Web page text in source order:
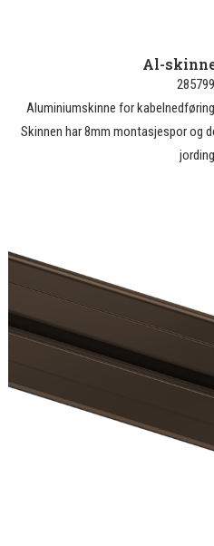
Al-
Aluminiumskinne for
Skinnen har 8mm montasjespor og